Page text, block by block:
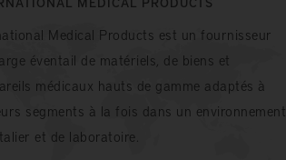
Medical Products est un fournisseur
éventail de matériels, de biens et
médicaux hauts de gamme adaptés à
segments à la fois dans un environnement
et de laboratoire.